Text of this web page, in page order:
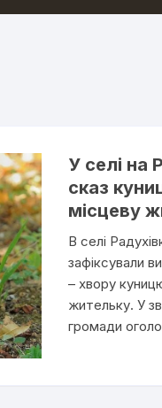
У селі на
сказ
місцеву
В селі
зафіксували
– хвору
жительку. У
громади